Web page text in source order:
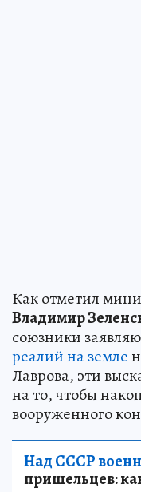
Как отметил
Владимир
союзники
реалий на земле
Лаврова, эти
на то, чтобы
вооруженного
Над СССР
пришельцев: